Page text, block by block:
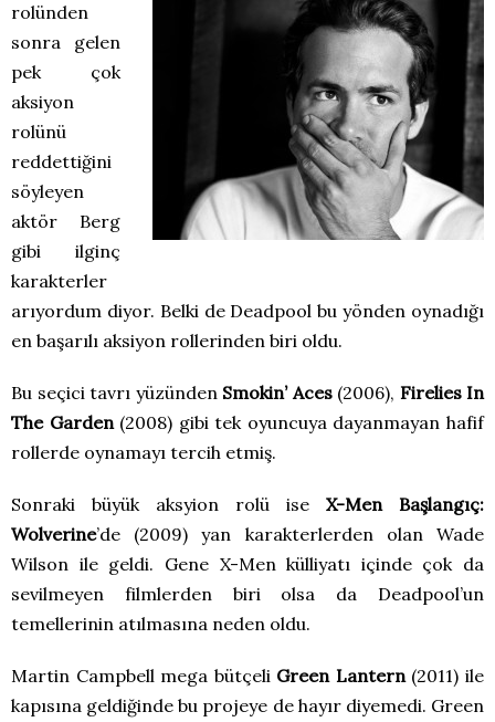
rolünden
sonra gelen
pek çok
aksiyon
rolünü
reddettiğini
söyleyen
aktör Berg
gibi ilginç
karakterler
arıyordum diyor. Belki de Deadpool bu yönden oynadığı
en başarılı aksiyon rollerinden biri oldu.
Bu seçici tavrı yüzünden Smokin’ Aces(2006), Firelies In
The Garden(2008) gibi tek oyuncuya dayanmayan hafif
rollerde oynamayı tercih etmiş.
Sonraki büyük aksyion rolü ise X-Men Başlangıç:
Wolverine’de (2009) yan karakterlerden olan Wade
Wilson ile geldi. Gene X-Men külliyatı içinde çok da
sevilmeyen filmlerden biri olsa da Deadpool’un
temellerinin atılmasına neden oldu.
Martin Campbell mega bütçeli Green Lantern(2011) ile
kapısına geldiğinde bu projeye de hayır diyemedi. Green